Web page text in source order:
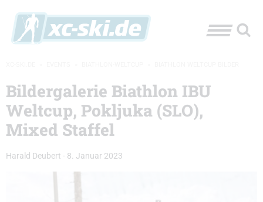
Bildergalerie Biathlon IBU
Weltcup, Pokljuka (SLO),
Mixed Staffel
Harald Deubert - 8. Januar 2023